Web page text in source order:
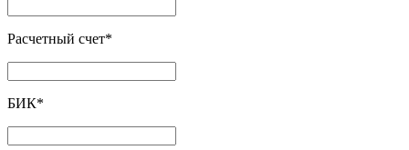
Расчетный счет*
БИК*